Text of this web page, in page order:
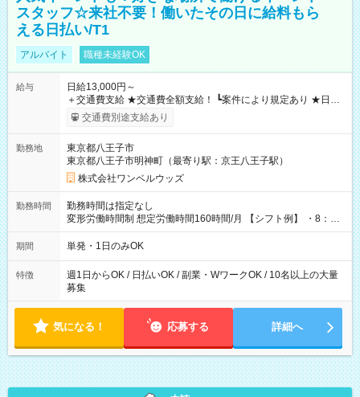
スタッフ☆来社不要！働いたその日に給料もら
える日払い/T1
アルバイト 職種未経験OK
給与
日給13,000円～
＋交通費支給 ★交通費全額支給！ ┗案件により規定あり ★日払
いOK！（規定あり） ┗働いたその日に現金GET♪ お仕事後はコ
ンビニATMから 日払い分を引き落とせます！ 【試用期間】試
交通費別途支給あり
勤務地
東京都八王子市
東京都八王子市明神町（最寄り駅：京王八王子駅）
株式会社ワンベルウッズ
勤務時間
勤務時間は指定なし
変形労働時間制 想定労働時間160時間/月 【シフト例】 ・8：00
～21：00
期間 単発・1日のみOK
特徴
週1日からOK / 日払いOK / 副業・WワークOK / 10名以上の大量
募集
気になる！ 応募する 詳細へ